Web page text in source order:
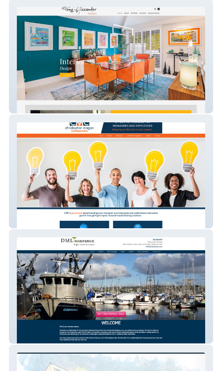
Tony Alexander Designs
Christopher Magan
DML Insurance, Inc.